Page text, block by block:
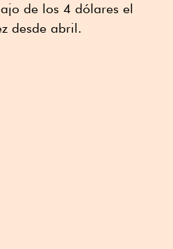
de los 4 dólares el
desde abril.